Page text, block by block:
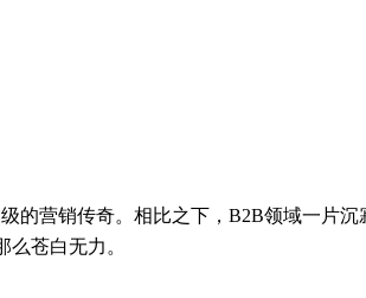
营销传奇。相比之下，B2B领域一片沉
苍白无力。